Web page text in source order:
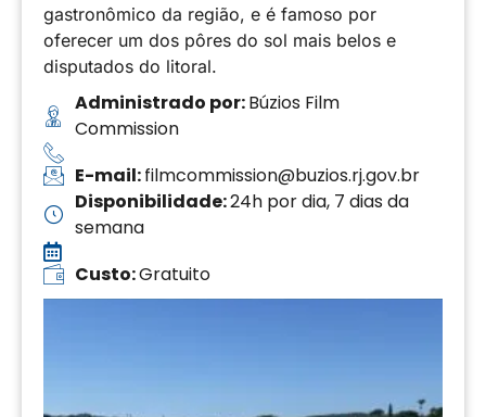
gastronômico da região, e é famoso por
oferecer um dos pôres do sol mais belos e
disputados do litoral.
Administrado por:Búzios Film
Commission
E-mail:filmcommission@buzios.rj.gov.br
Disponibilidade:24h por dia, 7 dias da
semana
Custo:Gratuito